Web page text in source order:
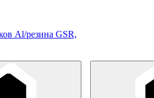
Al/резина GSR,